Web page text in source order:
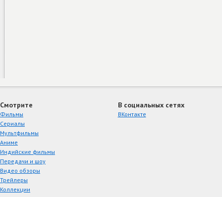
Смотрите
Фильмы
Сериалы
Мультфильмы
Аниме
Индийские фильмы
Передачи и шоу
Видео обзоры
Трейлеры
Коллекции
В социальных сетях
ВКонтакте